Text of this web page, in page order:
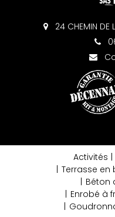
24 CHEMIN
Activités
Terrasse en
Béton
Enrobé à